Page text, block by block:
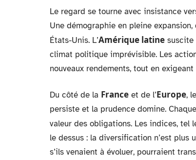
Le regard se tourne avec insistance
Une démographie en pleine
États-Unis. L’Amérique latine suscite
climat politique imprévisible. Les
nouveaux rendements, tout en
Du côté de la France et de l’Europe,
persiste et la prudence domine.
valeur des obligations. Les indices, tel
le dessus : la diversification n’est plus
s’ils venaient à évoluer, pourraient